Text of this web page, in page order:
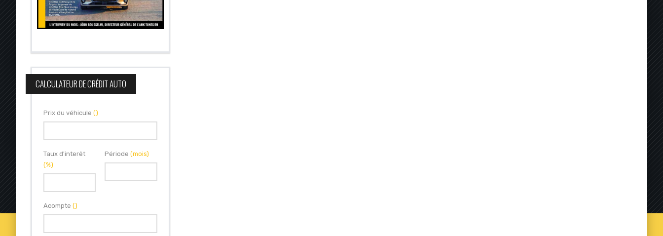
CALCULATEUR DE CRÉDIT AUTO
Prix du véhicule ()
Taux d'interêt
(%)
Période(mois)
Acompte ()